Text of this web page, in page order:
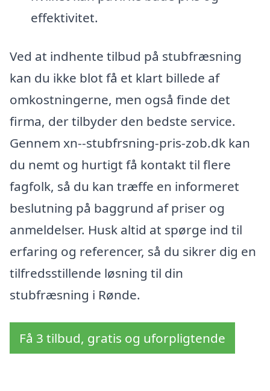
effektivitet.
Ved at indhente tilbud på stubfræsning
kan du ikke blot få et klart billede af
omkostningerne, men også finde det
firma, der tilbyder den bedste service.
Gennem xn--stubfrsning-pris-zob.dk kan
du nemt og hurtigt få kontakt til flere
fagfolk, så du kan træffe en informeret
beslutning på baggrund af priser og
anmeldelser. Husk altid at spørge ind til
erfaring og referencer, så du sikrer dig en
tilfredsstillende løsning til din
stubfræsning i Rønde.
Få 3 tilbud, gratis og uforpligtende